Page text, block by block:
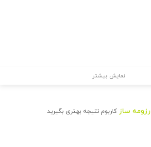
نمایش بیشتر
رزومه ساز کاربوم نتیجه بهتری بگیرید